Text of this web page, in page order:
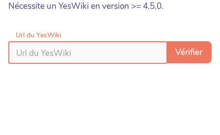
Nécessite un YesWiki en version >= 4.5.0.
Url du YesWiki
Vérifier